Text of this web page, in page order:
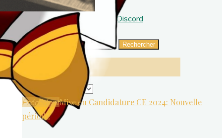
FacebookInstagram
Discord
Rechercher
Rechercher
Archives
PrécédentMise en Candidature CE 2024: Nouvelle
période